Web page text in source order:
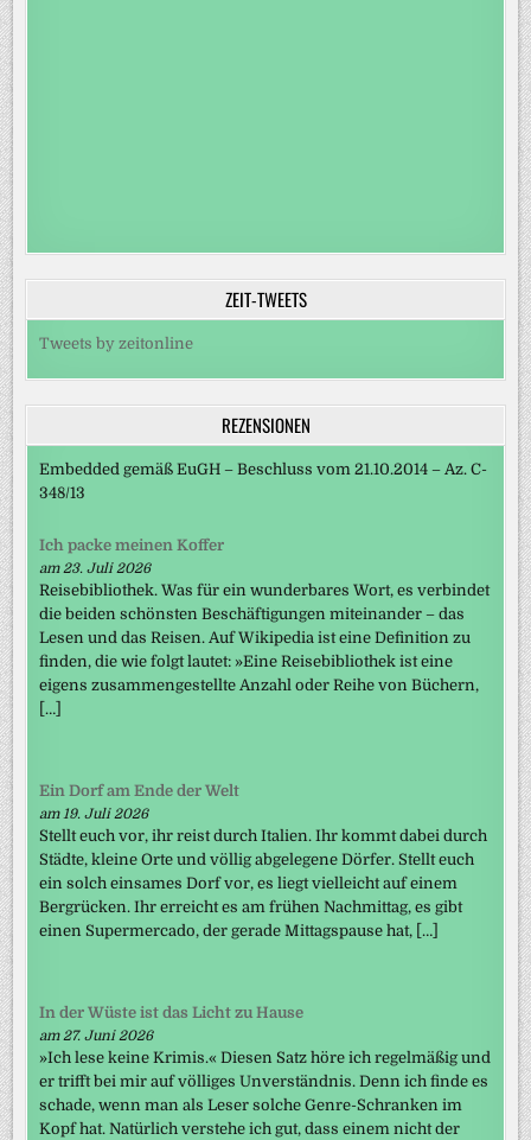
ZEIT-TWEETS
Tweets by zeitonline
REZENSIONEN
Embedded gemäß EuGH – Beschluss vom 21.10.2014 – Az. C-
348/13
Ich packe meinen Koffer
am 23. Juli 2026
Reisebibliothek. Was für ein wunderbares Wort, es verbindet
die beiden schönsten Beschäftigungen miteinander – das
Lesen und das Reisen. Auf Wikipedia ist eine Definition zu
finden, die wie folgt lautet: »Eine Reisebibliothek ist eine
eigens zusammengestellte Anzahl oder Reihe von Büchern,
[…]
Ein Dorf am Ende der Welt
am 19. Juli 2026
Stellt euch vor, ihr reist durch Italien. Ihr kommt dabei durch
Städte, kleine Orte und völlig abgelegene Dörfer. Stellt euch
ein solch einsames Dorf vor, es liegt vielleicht auf einem
Bergrücken. Ihr erreicht es am frühen Nachmittag, es gibt
einen Supermercado, der gerade Mittagspause hat, […]
In der Wüste ist das Licht zu Hause
am 27. Juni 2026
»Ich lese keine Krimis.« Diesen Satz höre ich regelmäßig und
er trifft bei mir auf völliges Unverständnis. Denn ich finde es
schade, wenn man als Leser solche Genre-Schranken im
Kopf hat. Natürlich verstehe ich gut, dass einem nicht der